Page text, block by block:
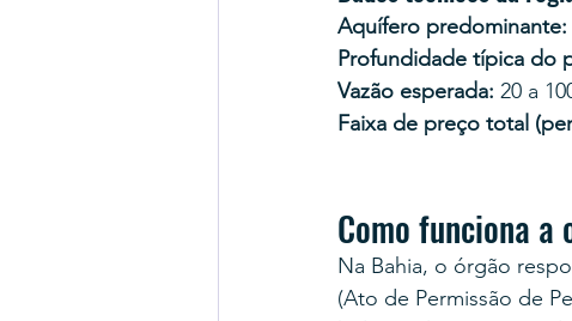
Aquífero predominante:
Profundidade típica do
Vazão esperada: 20 a
Faixa de preço total
Como funciona a
Na Bahia, o órgão
(Ato de Permissão de